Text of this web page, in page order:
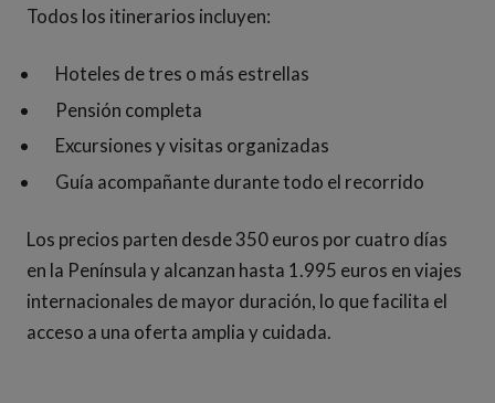
Todos los itinerarios incluyen:
Hoteles de tres o más estrellas
Pensión completa
Excursiones y visitas organizadas
Guía acompañante durante todo el recorrido
Los precios parten desde 350 euros por cuatro días
en la Península y alcanzan hasta 1.995 euros en viajes
internacionales de mayor duración, lo que facilita el
acceso a una oferta amplia y cuidada.